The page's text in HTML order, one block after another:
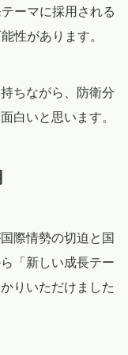
ーマに採用される
性があります。
ちながら、防衛分
白いと思います。
際情勢の切迫と国
「新しい成長テー
りいただけました